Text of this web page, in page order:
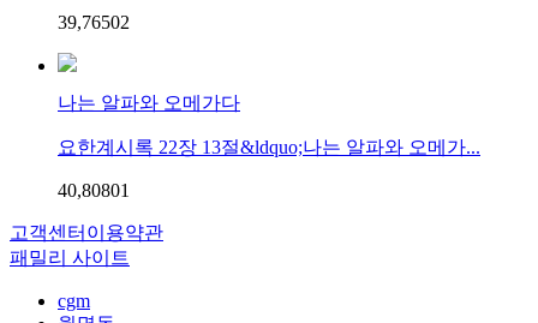
39,76502
나는 알파와 오메가다
요한계시록 22장 13절&ldquo;나는 알파와 오메가...
40,80801
고객센터 이용약관
패밀리 사이트
cgm